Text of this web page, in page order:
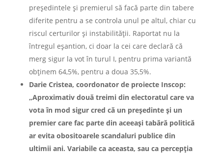
preşedintele şi premierul să facă parte din tabere
diferite pentru a se controla unul pe altul, chiar cu
riscul certurilor şi instabilităţii. Raportat nu la
întregul eşantion, ci doar la cei care declară că
merg sigur la vot în turul I, pentru prima variantă
obţinem 64,5%, pentru a doua 35,5%.
Darie Cristea, coordonator de proiecte Inscop:
„Aproximativ două treimi din electoratul care va
vota în mod sigur cred că un preşedinte şi un
premier care fac parte din aceeași tabără politică
ar evita obositoarele scandaluri publice din
ultimii ani. Variabile ca aceasta, sau ca percepţia